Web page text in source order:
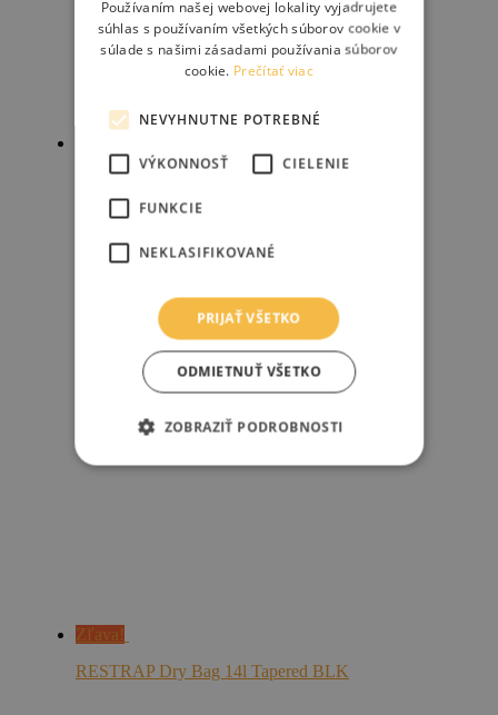
ORTLIEB Saddle-Bag Two – 1.6L
Pridať do košíka
Zľava!
RESTRAP Dry Bag 14l Tapered BLK
Používaním našej webovej lokality vyjadrujete
súhlas s používaním všetkých súborov cookie v
súlade s našimi zásadami používania súborov
cookie. Prečítať viac
NEVYHNUTNE POTREBNÉ
VÝKONNOSŤ CIELENIE
FUNKCIE
NEKLASIFIKOVANÉ
PRIJAŤ VŠETKO
ODMIETNUŤ VŠETKO
ZOBRAZIŤ PODROBNOSTI